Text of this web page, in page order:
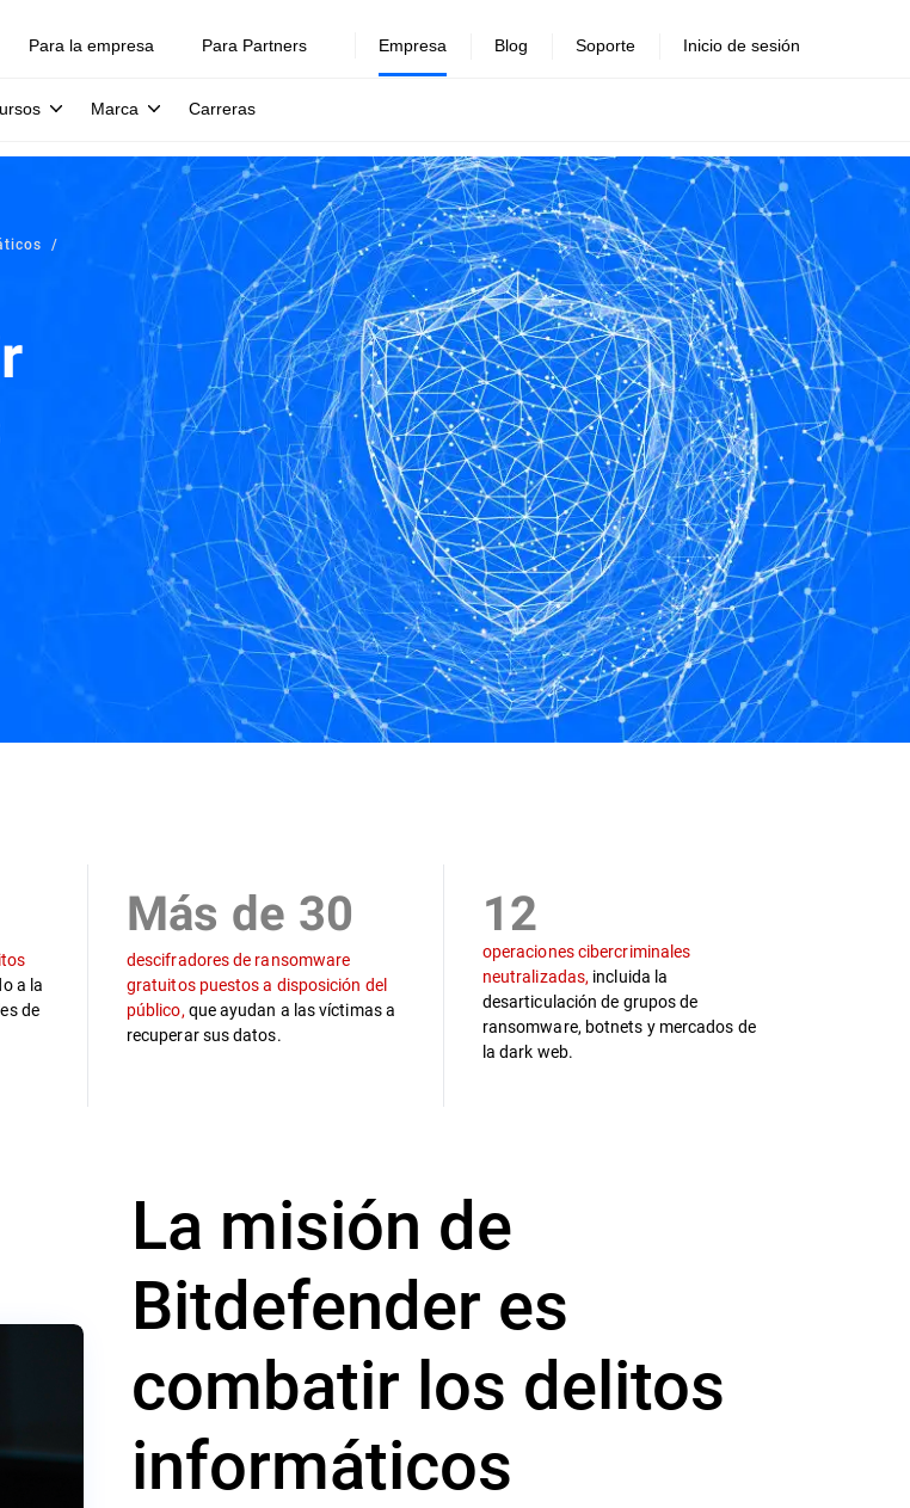
Para la empresa Para Partners Empresa
Marca Carreras
Blog Soporte Inicio de sesión
a la
de
Más de 30
descifradores de ransomware
gratuitos puestos a disposición del
público,que ayudan a las víctimas a
recuperar sus datos.
12
operaciones cibercriminales
neutralizadas, incluida la
desarticulación de grupos de
ransomware, botnets y mercados de
la dark web.
La misión de
Bitdefender es
combatir los delitos
informáticos